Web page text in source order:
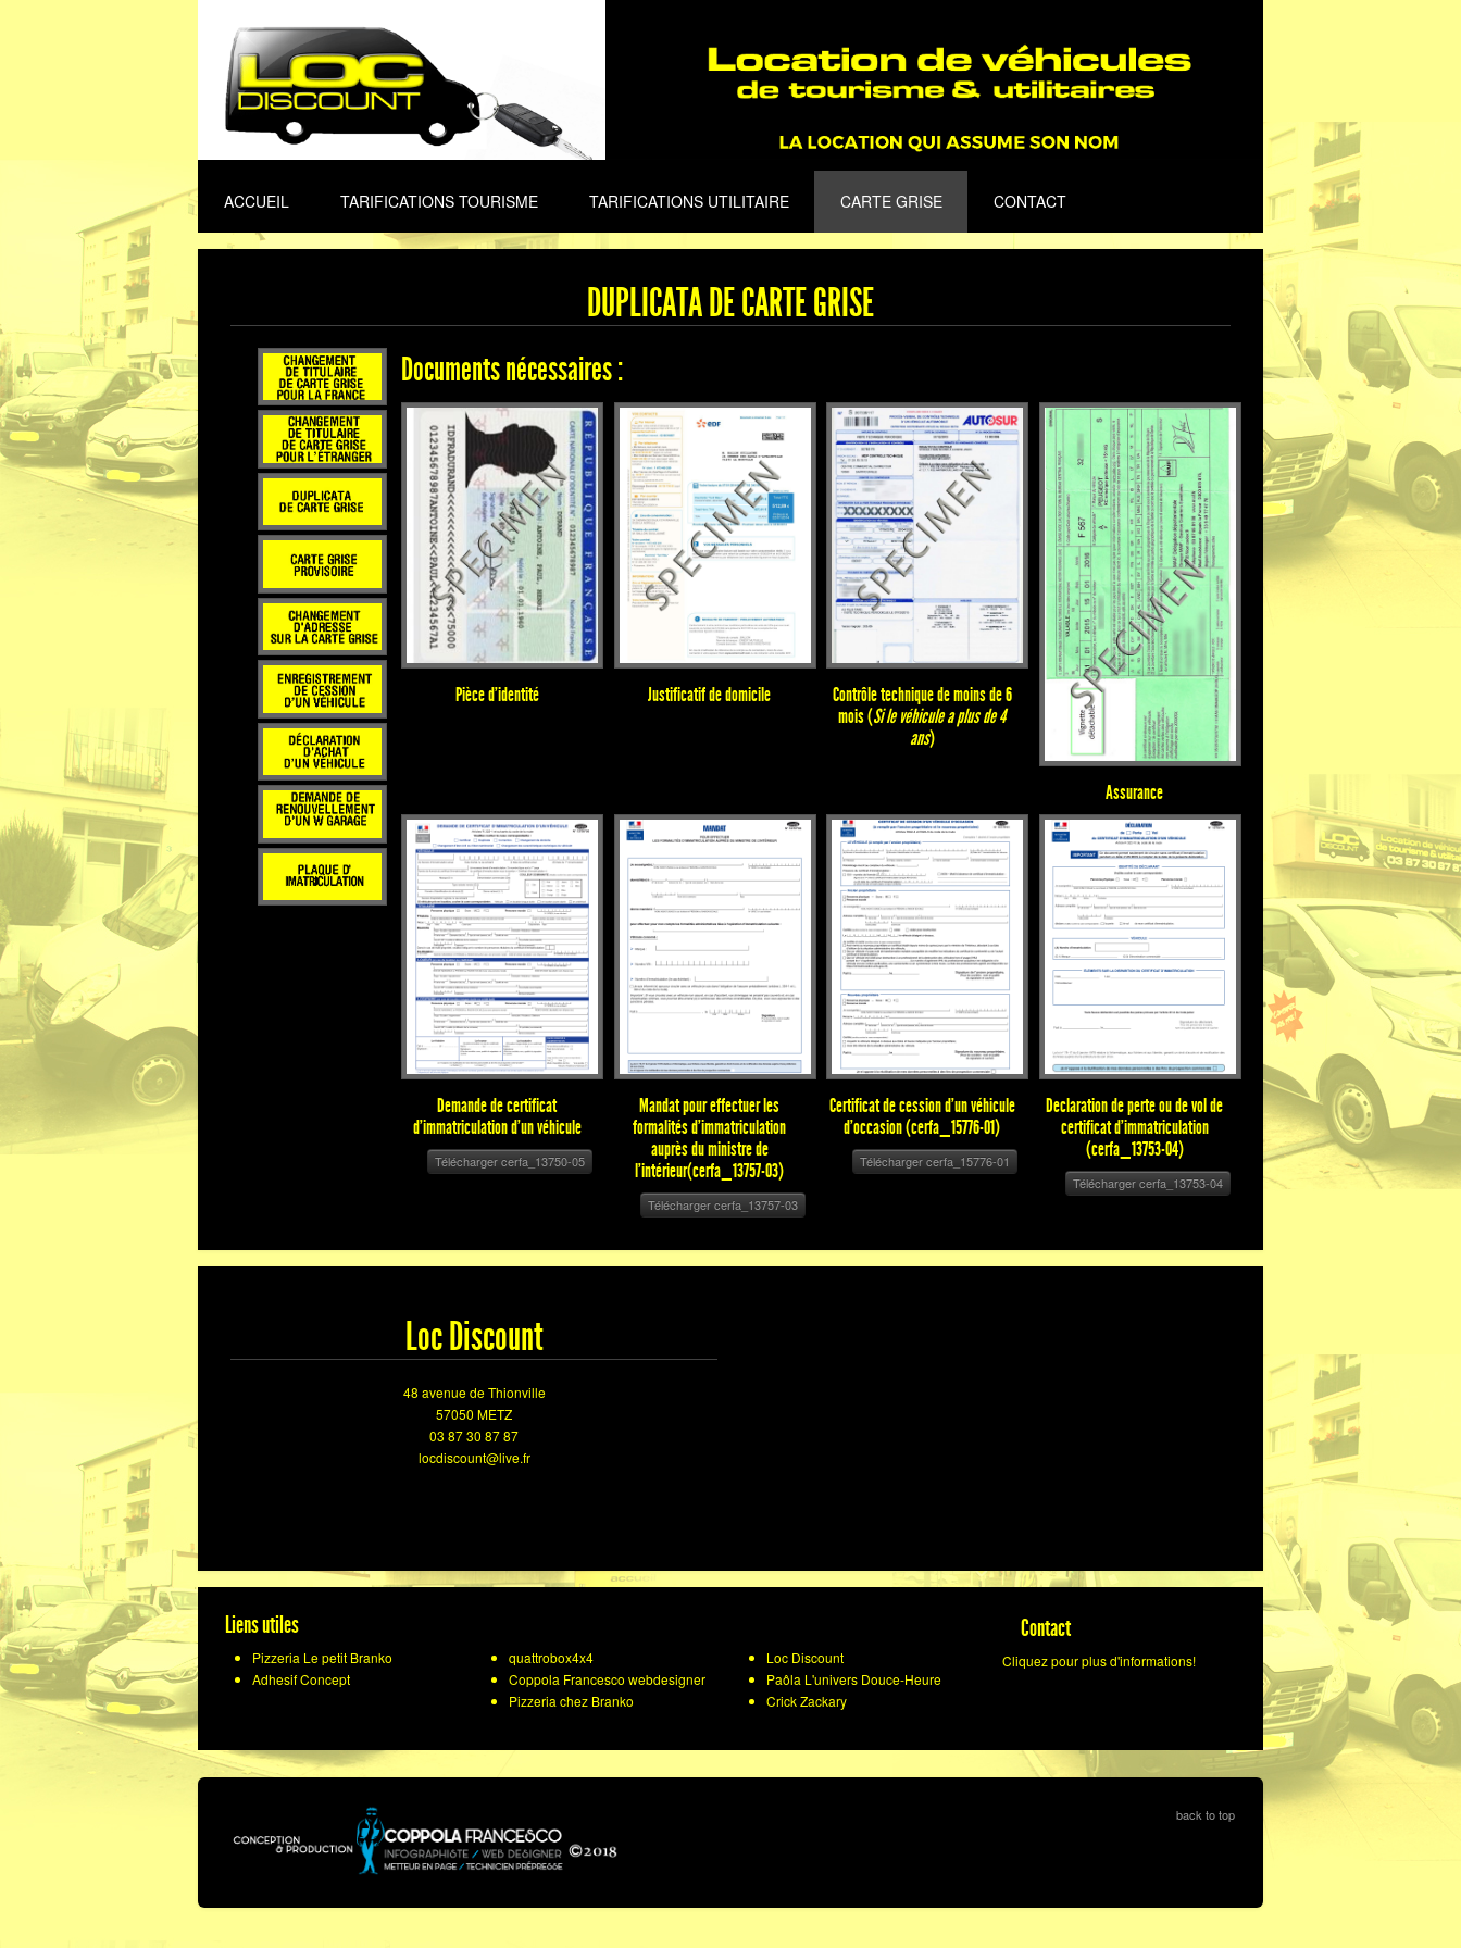
ACCUEIL TARIFICATIONS TOURISME TARIFICATIONS UTILITAIRE CARTE GRISE CONTACT
DUPLICATA DE CARTE GRISE
Documents nécessaires :
Pièce d'identité Justificatif de domicile
Contrôle technique de moins de 6
mois (Si le véhicule a plus de 4
ans)
Assurance
Demande de certificat
d'immatriculation d'un véhicule
Télécharger cerfa_13750-05
Mandat pour effectuer les
formalités d'immatriculation
auprès du ministre de
l'intérieur(cerfa_13757-03)
Télécharger cerfa_13757-03
Certificat de cession d'un véhicule
d'occasion (cerfa_15776-01)
Télécharger cerfa_15776-01
Declaration de perte ou de vol de
certificat d'immatriculation
(cerfa_13753-04)
Télécharger cerfa_13753-04
Loc Discount
48 avenue de Thionville
57050 METZ
03 87 30 87 87
locdiscount@live.fr
Liens utiles
Pizzeria Le petit Branko
Adhesif Concept
quattrobox4x4
Coppola Francesco webdesigner
Pizzeria chez Branko
Loc Discount
Paôla L'univers Douce-Heure
Crick Zackary
Contact
Cliquez pour plus d'informations!
back to top